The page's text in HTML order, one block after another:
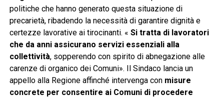
politiche che hanno generato questa situazione di
precarietà, ribadendo la necessità di garantire dignità e
certezze lavorative ai tirocinanti. « Si tratta di lavoratori
che da anni assicurano servizi essenziali alla
collettività, sopperendo con spirito di abnegazione alle
carenze di organico dei Comuni». Il Sindaco lancia un
appello alla Regione affinché intervenga con misure
concrete per consentire ai Comuni di procedere